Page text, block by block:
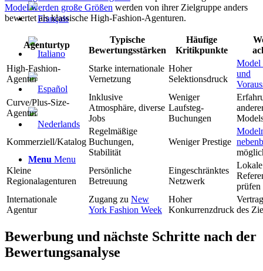
Menu Menu
Model werden große Größen werden von ihrer Zielgruppe anders
bewertet als klassische High-Fashion-Agenturen.
Agenturtyp
Typische
Bewertungsstärken
Häufige
Kritikpunkte
High-Fashion-
Agentur
Starke internationale
Vernetzung
Hoher
Selektionsdruck
Model
und
Curve/Plus-Size-
Agentur
Inklusive
Atmosphäre, diverse
Jobs
Weniger
Laufsteg-
Buchungen
Kommerziell/Katalog
Regelmäßige
Buchungen,
Stabilität
Weniger Prestige
Kleine
Regionalagenturen
Persönliche
Betreuung
Eingeschränktes
Netzwerk
Lokale
prüfen
Internationale
Agentur
Zugang zu New
York Fashion Week
Hoher
Konkurrenzdruck des
Bewerbung und nächste Schritte nach der
Bewertungsanalyse